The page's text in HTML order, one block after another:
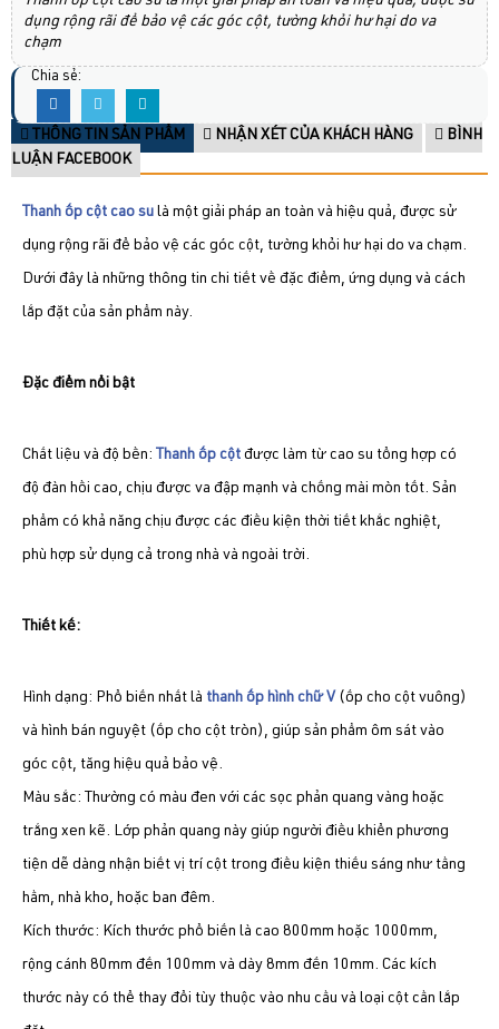
dụng rộng rãi để bảo vệ các góc cột, tường khỏi hư hại do va
chạm
Chia sẻ:
THÔNG TIN SẢN PHẨM NHẬN XÉT CỦA KHÁCH HÀNG
BÌNH
LUẬN FACEBOOK
Thanh ốp cột cao su là một giải pháp an toàn và hiệu quả, được sử
dụng rộng rãi để bảo vệ các góc cột, tường khỏi hư hại do va chạm.
Dưới đây là những thông tin chi tiết về đặc điểm, ứng dụng và cách
lắp đặt của sản phẩm này.
​Đặc điểm nổi bật
​Chất liệu và độ bền: Thanh ốp cột được làm từ cao su tổng hợp có
độ đàn hồi cao, chịu được va đập mạnh và chống mài mòn tốt. Sản
phẩm có khả năng chịu được các điều kiện thời tiết khắc nghiệt,
phù hợp sử dụng cả trong nhà và ngoài trời.
​Thiết kế:
​Hình dạng: Phổ biến nhất là thanh ốp hình chữ V (ốp cho cột vuông)
và hình bán nguyệt (ốp cho cột tròn), giúp sản phẩm ôm sát vào
góc cột, tăng hiệu quả bảo vệ.
​Màu sắc: Thường có màu đen với các sọc phản quang vàng hoặc
trắng xen kẽ. Lớp phản quang này giúp người điều khiển phương
tiện dễ dàng nhận biết vị trí cột trong điều kiện thiếu sáng như tầng
hầm, nhà kho, hoặc ban đêm.
​Kích thước: Kích thước phổ biến là cao 800mm hoặc 1000mm,
rộng cánh 80mm đến 100mm và dày 8mm đến 10mm. Các kích
thước này có thể thay đổi tùy thuộc vào nhu cầu và loại cột cần lắp